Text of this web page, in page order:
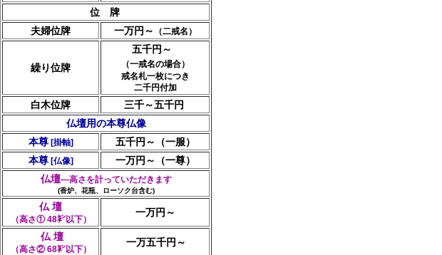
位 牌
夫婦位牌
一万円～ （二戒名）
繰り位牌
五千円～
（一戒名の場合）
戒名札一枚につき
二千円付加
白木位牌
三千～五千円
仏壇用の本尊仏像
本尊[掛軸]
五千円～（一服）
本尊[仏像]
一万円～（一尊）
仏壇―高さを計っていただきます
(香炉、花瓶、ローソク台含む)
仏 壇
（高さ① 48㌢以下）
一万円～
仏 壇
（高さ② 68㌢以下）
一万五千円～